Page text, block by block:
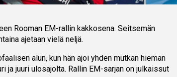
Rooman EM-rallin kakkosena. Seitsemän
ajetaan vielä neljä.
alun, kun hän ajoi yhden mutkan hieman
ja juuri ulosajolta. Rallin EM-sarjan on julkaissut